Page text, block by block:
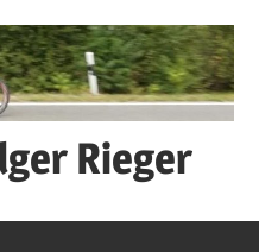
Rieger